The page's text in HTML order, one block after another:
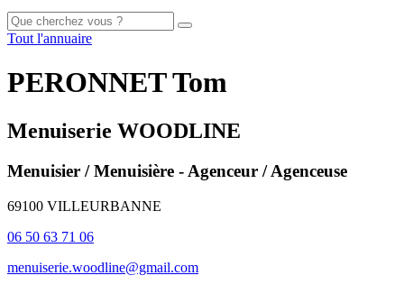
Tout l'annuaire
PERONNET Tom
Menuiserie WOODLINE
Menuisier / Menuisière - Agenceur / Agenceuse
69100 VILLEURBANNE
06 50 63 71 06
menuiserie.woodline@gmail.com